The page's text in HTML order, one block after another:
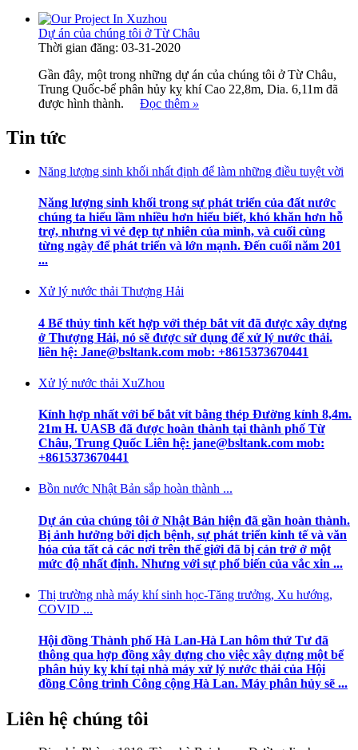
Dự án của chúng tôi ở Từ Châu
Thời gian đăng: 03-31-2020
Gần đây, một trong những dự án của chúng tôi ở Từ Châu,
Trung Quốc-bể phân hủy kỵ khí Cao 22,8m, Dia. 6,11m đã
được hình thành. Đọc thêm »
Tin tức
Năng lượng sinh khối nhất định để làm những điều tuyệt vời
Năng lượng sinh khối trong sự phát triển của đất nước
chúng ta hiểu lầm nhiều hơn hiểu biết, khó khăn hơn hỗ
trợ, nhưng vì vẻ đẹp tự nhiên của mình, và cuối cùng
từng ngày để phát triển và lớn mạnh. Đến cuối năm 201
...
Xử lý nước thải Thượng Hải
4 Bể thủy tinh kết hợp với thép bắt vít đã được xây dựng
ở Thượng Hải, nó sẽ được sử dụng để xử lý nước thải.
liên hệ: Jane@bsltank.com mob: +8615373670441
Xử lý nước thải XuZhou
Kính hợp nhất với bể bắt vít bằng thép Đường kính 8,4m.
21m H. UASB đã được hoàn thành tại thành phố Từ
Châu, Trung Quốc Liên hệ: jane@bsltank.com mob:
+8615373670441
Bồn nước Nhật Bản sắp hoàn thành ...
Dự án của chúng tôi ở Nhật Bản hiện đã gần hoàn thành.
Bị ảnh hưởng bởi dịch bệnh, sự phát triển kinh tế và văn
hóa của tất cả các nơi trên thế giới đã bị cản trở ở một
mức độ nhất định. Nhưng với sự phổ biến của vắc xin ...
Thị trường nhà máy khí sinh học-Tăng trưởng, Xu hướng,
COVID ...
Hội đồng Thành phố Hà Lan-Hà Lan hôm thứ Tư đã
thông qua hợp đồng xây dựng cho việc xây dựng một bể
phân hủy kỵ khí tại nhà máy xử lý nước thải của Hội
đồng Công trình Công cộng Hà Lan. Máy phân hủy sẽ ...
Liên hệ chúng tôi